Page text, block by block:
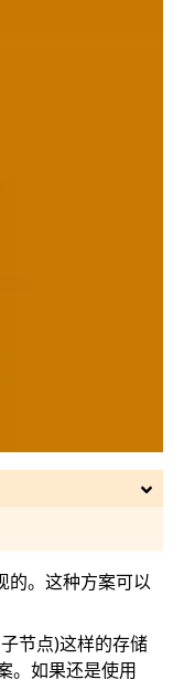
的。这种方案可以
节点)这样的存储
。如果还是使用